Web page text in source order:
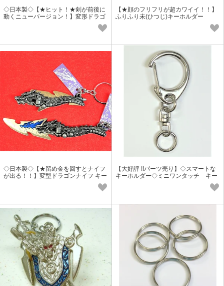
◇日本製◇【★ヒット！★剣が前後に
動くニューバージョン！】変形ドラゴ
【★顔のフリフリが超カワイイ！！】
ふりふり未(ひつじ)キーホルダー
◇日本製◇【★留め金を回すとナイフ
が出る！！】変型ドラゴンナイフ キー
【大好評 !!パーツ売り】◇スマートな
キーホルダー◇ミニワンタッチ キー